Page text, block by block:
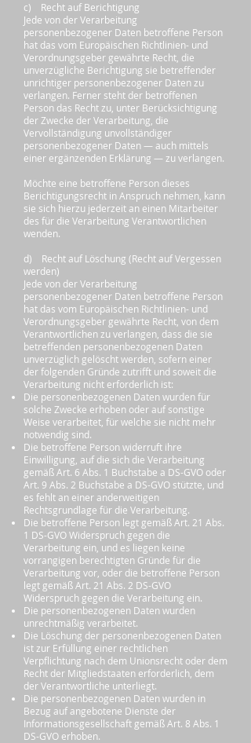
c) Recht auf Berichtigung
Jede von der Verarbeitung
personenbezogener Daten betroffene Person
hat das vom Europäischen Richtlinien- und
Verordnungsgeber gewährte Recht, die
unverzügliche Berichtigung sie betreffender
unrichtiger personenbezogener Daten zu
verlangen. Ferner steht der betroffenen
Person das Recht zu, unter Berücksichtigung
der Zwecke der Verarbeitung, die
Vervollständigung unvollständiger
personenbezogener Daten — auch mittels
einer ergänzenden Erklärung — zu verlangen.
Möchte eine betroffene Person dieses
Berichtigungsrecht in Anspruch nehmen, kann
sie sich hierzu jederzeit an einen Mitarbeiter
des für die Verarbeitung Verantwortlichen
wenden.
d) Recht auf Löschung (Recht auf Vergessen
werden)
Jede von der Verarbeitung
personenbezogener Daten betroffene Person
hat das vom Europäischen Richtlinien- und
Verordnungsgeber gewährte Recht, von dem
Verantwortlichen zu verlangen, dass die sie
betreffenden personenbezogenen Daten
unverzüglich gelöscht werden, sofern einer
der folgenden Gründe zutrifft und soweit die
Verarbeitung nicht erforderlich ist:
Die personenbezogenen Daten wurden für
solche Zwecke erhoben oder auf sonstige
Weise verarbeitet, für welche sie nicht mehr
notwendig sind.
Die betroffene Person widerruft ihre
Einwilligung, auf die sich die Verarbeitung
gemäß Art. 6 Abs. 1 Buchstabe a DS-GVO oder
Art. 9 Abs. 2 Buchstabe a DS-GVO stützte, und
es fehlt an einer anderweitigen
Rechtsgrundlage für die Verarbeitung.
Die betroffene Person legt gemäß Art. 21 Abs.
1 DS-GVO Widerspruch gegen die
Verarbeitung ein, und es liegen keine
vorrangigen berechtigten Gründe für die
Verarbeitung vor, oder die betroffene Person
legt gemäß Art. 21 Abs. 2 DS-GVO
Widerspruch gegen die Verarbeitung ein.
Die personenbezogenen Daten wurden
unrechtmäßig verarbeitet.
Die Löschung der personenbezogenen Daten
ist zur Erfüllung einer rechtlichen
Verpflichtung nach dem Unionsrecht oder dem
Recht der Mitgliedstaaten erforderlich, dem
der Verantwortliche unterliegt.
Die personenbezogenen Daten wurden in
Bezug auf angebotene Dienste der
Informationsgesellschaft gemäß Art. 8 Abs. 1
DS-GVO erhoben.